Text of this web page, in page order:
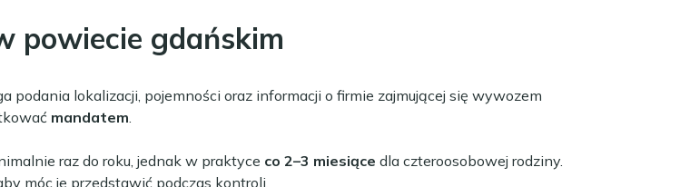
powiecie gdańskim
podania lokalizacji, pojemności oraz informacji o firmie zajmującej się wywozem
mandatem
raz do roku, jednak w praktyce co 2–3 miesiące dla czteroosobowej rodziny.
aby móc je przedstawić podczas kontroli.